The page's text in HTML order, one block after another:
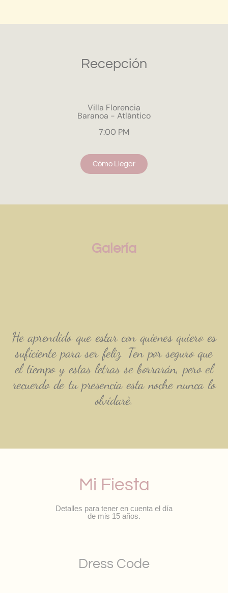
Recepción
Villa Florencia
Baranoa - Atlántico
7:00 PM
Cómo Llegar
Galería
He aprendido que estar con quienes quiero es
suficiente para ser feliz. Ten por seguro que
el tiempo y estas letras se borrarán, pero el
recuerdo de tu presencia esta noche nunca lo
olvidarè.
Mi Fiesta
Detalles para tener en cuenta el día
de mis 15 años.
Dress Code